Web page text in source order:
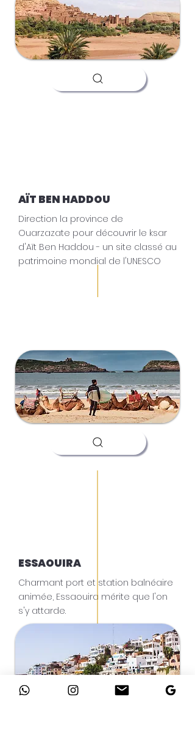
AÏT BEN HADDOU
Direction la province de
Ouarzazate pour découvrir le ksar
d'Aït Ben Haddou - un site classé au
patrimoine mondial de l'UNESCO
ESSAOUIRA
Charmant port et station balnéaire
animée, Essaouira mérite que l'on
s'y attarde.